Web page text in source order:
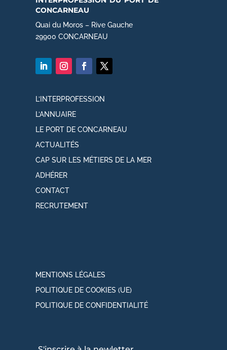
concarneau
Quai du Moros – Rive Gauche
29900 CONCARNEAU
L’INTERPROFESSION
L’ANNUAIRE
LE PORT DE CONCARNEAU
ACTUALITÉS
CAP SUR LES MÉTIERS DE LA MER
ADHÉRER
CONTACT
RECRUTEMENT
MENTIONS LÉGALES
POLITIQUE DE COOKIES (UE)
POLITIQUE DE CONFIDENTIALITÉ